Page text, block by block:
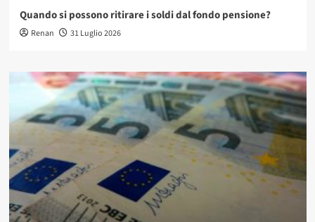
Quando si possono ritirare i soldi dal fondo pensione?
Renan 31 Luglio 2026